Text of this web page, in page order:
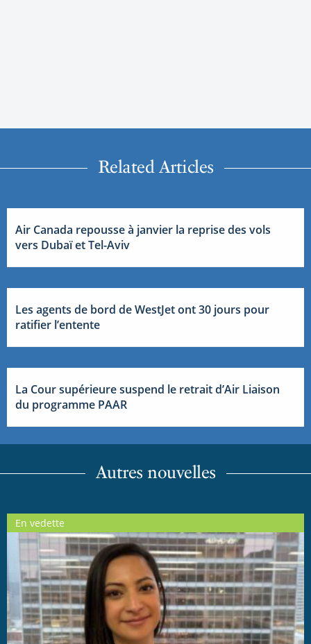
Related Articles
Air Canada repousse à janvier la reprise des vols
vers Dubaï et Tel-Aviv
Les agents de bord de WestJet ont 30 jours pour
ratifier l’entente
La Cour supérieure suspend le retrait d’Air Liaison
du programme PAAR
Autres nouvelles
En vedette